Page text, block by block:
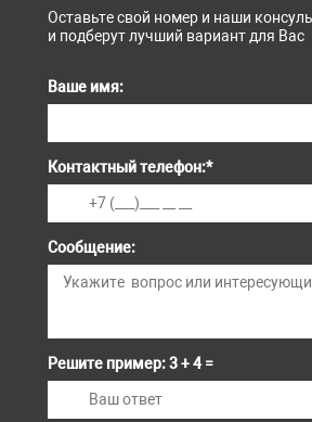
Оставьте свой номер и наши
и подберут лучший вариант для Вас
Ваше имя:
Контактный телефон:*
Сообщение:
Решите пример: 3 + 4 =